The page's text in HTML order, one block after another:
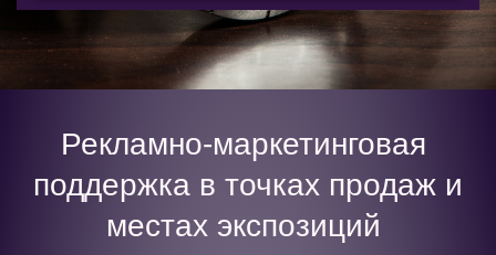
Рекламно-маркетинговая
поддержка в точках продаж и
местах экспозиций